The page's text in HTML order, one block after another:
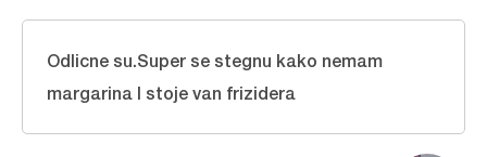
Odlicne su.Super se stegnu kako nemam
margarina I stoje van frizidera